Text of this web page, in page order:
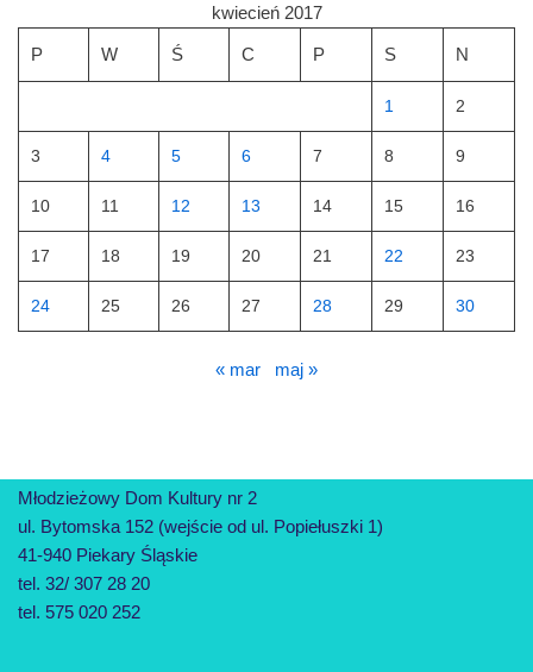
kwiecień 2017
P W Ś C P S N
1 2
3 4 5 6 7 8 9
10 11 12 13 14 15 16
17 18 19 20 21 22 23
24 25 26 27 28 29 30
« mar maj »
Młodzieżowy Dom Kultury nr 2
ul. Bytomska 152 (wejście od ul. Popiełuszki 1)
41-940 Piekary Śląskie
tel. 32/ 307 28 20
tel. 575 020 252